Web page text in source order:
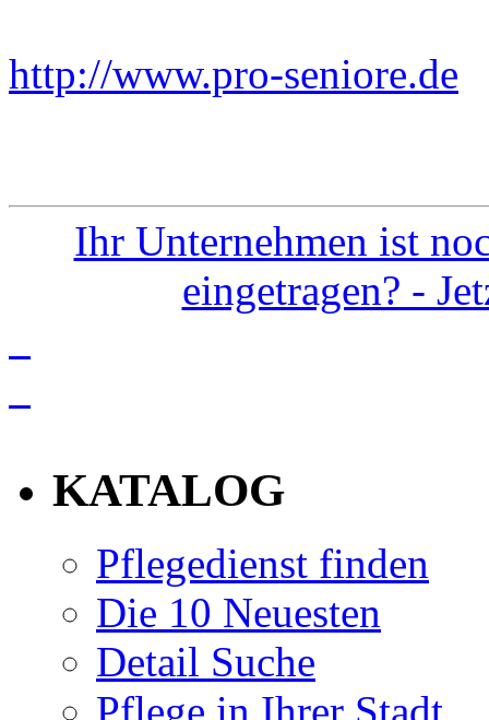
http://www.pro-seniore.de
Ihr Unternehmen ist
eingetragen? -
KATALOG
Pflegedienst finden
Die 10 Neuesten
Detail Suche
Pflege in Ihrer Stadt